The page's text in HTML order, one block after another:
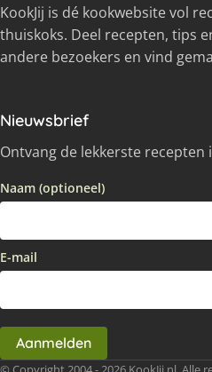
KookJij is dé kookwebsite vol
thuiskoks. Deel recepten, tips
andere bezoekers en vind
Nieuwsbrief
Ontvang de lekkerste recepten
Naam (optioneel)
E-mail
Aanmelden